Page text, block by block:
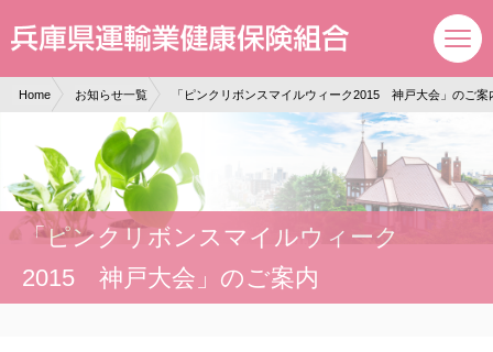
Home お知らせ一覧 「ピンクリボンスマイルウィーク2015 神戸大会」のご案
「ピンクリボンスマイルウィーク
2015 神戸大会」のご案内